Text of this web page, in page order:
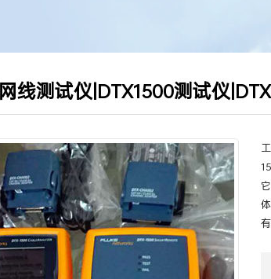
当前位置 : 首页 > 产品中心
线测试仪|DTX1500测试仪